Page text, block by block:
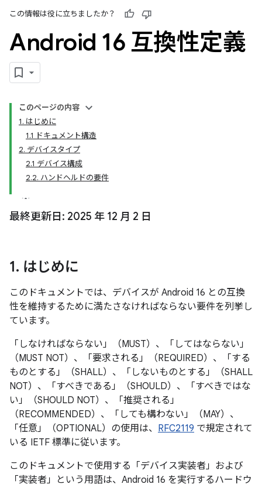
この情報は役に立ちましたか？
Android 16 互換性定義
このページの内容
1. はじめに
1.1 ドキュメント構造
2. デバイスタイプ
2.1 デバイス構成
2.2. ハンドヘルドの要件
最終更新日: 2025 年 12 月 2 日
1. はじめに
このドキュメントでは、デバイスが Android 16 との互換
性を維持するために満たさなければならない要件を列挙し
ています。
「しなければならない」（MUST）、「してはならない」
（MUST NOT）、「要求される」（REQUIRED）、「する
ものとする」（SHALL）、「しないものとする」（SHALL
NOT）、「すべきである」（SHOULD）、「すべきではな
い」（SHOULD NOT）、「推奨される」
（RECOMMENDED）、「しても構わない」（MAY）、
「任意」（OPTIONAL）の使用は、 RFC2119 で規定されて
いる IETF 標準に従います。
このドキュメントで使用する「デバイス実装者」および
「実装者」という用語は、Android 16 を実行するハードウ